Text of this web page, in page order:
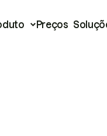
Preços